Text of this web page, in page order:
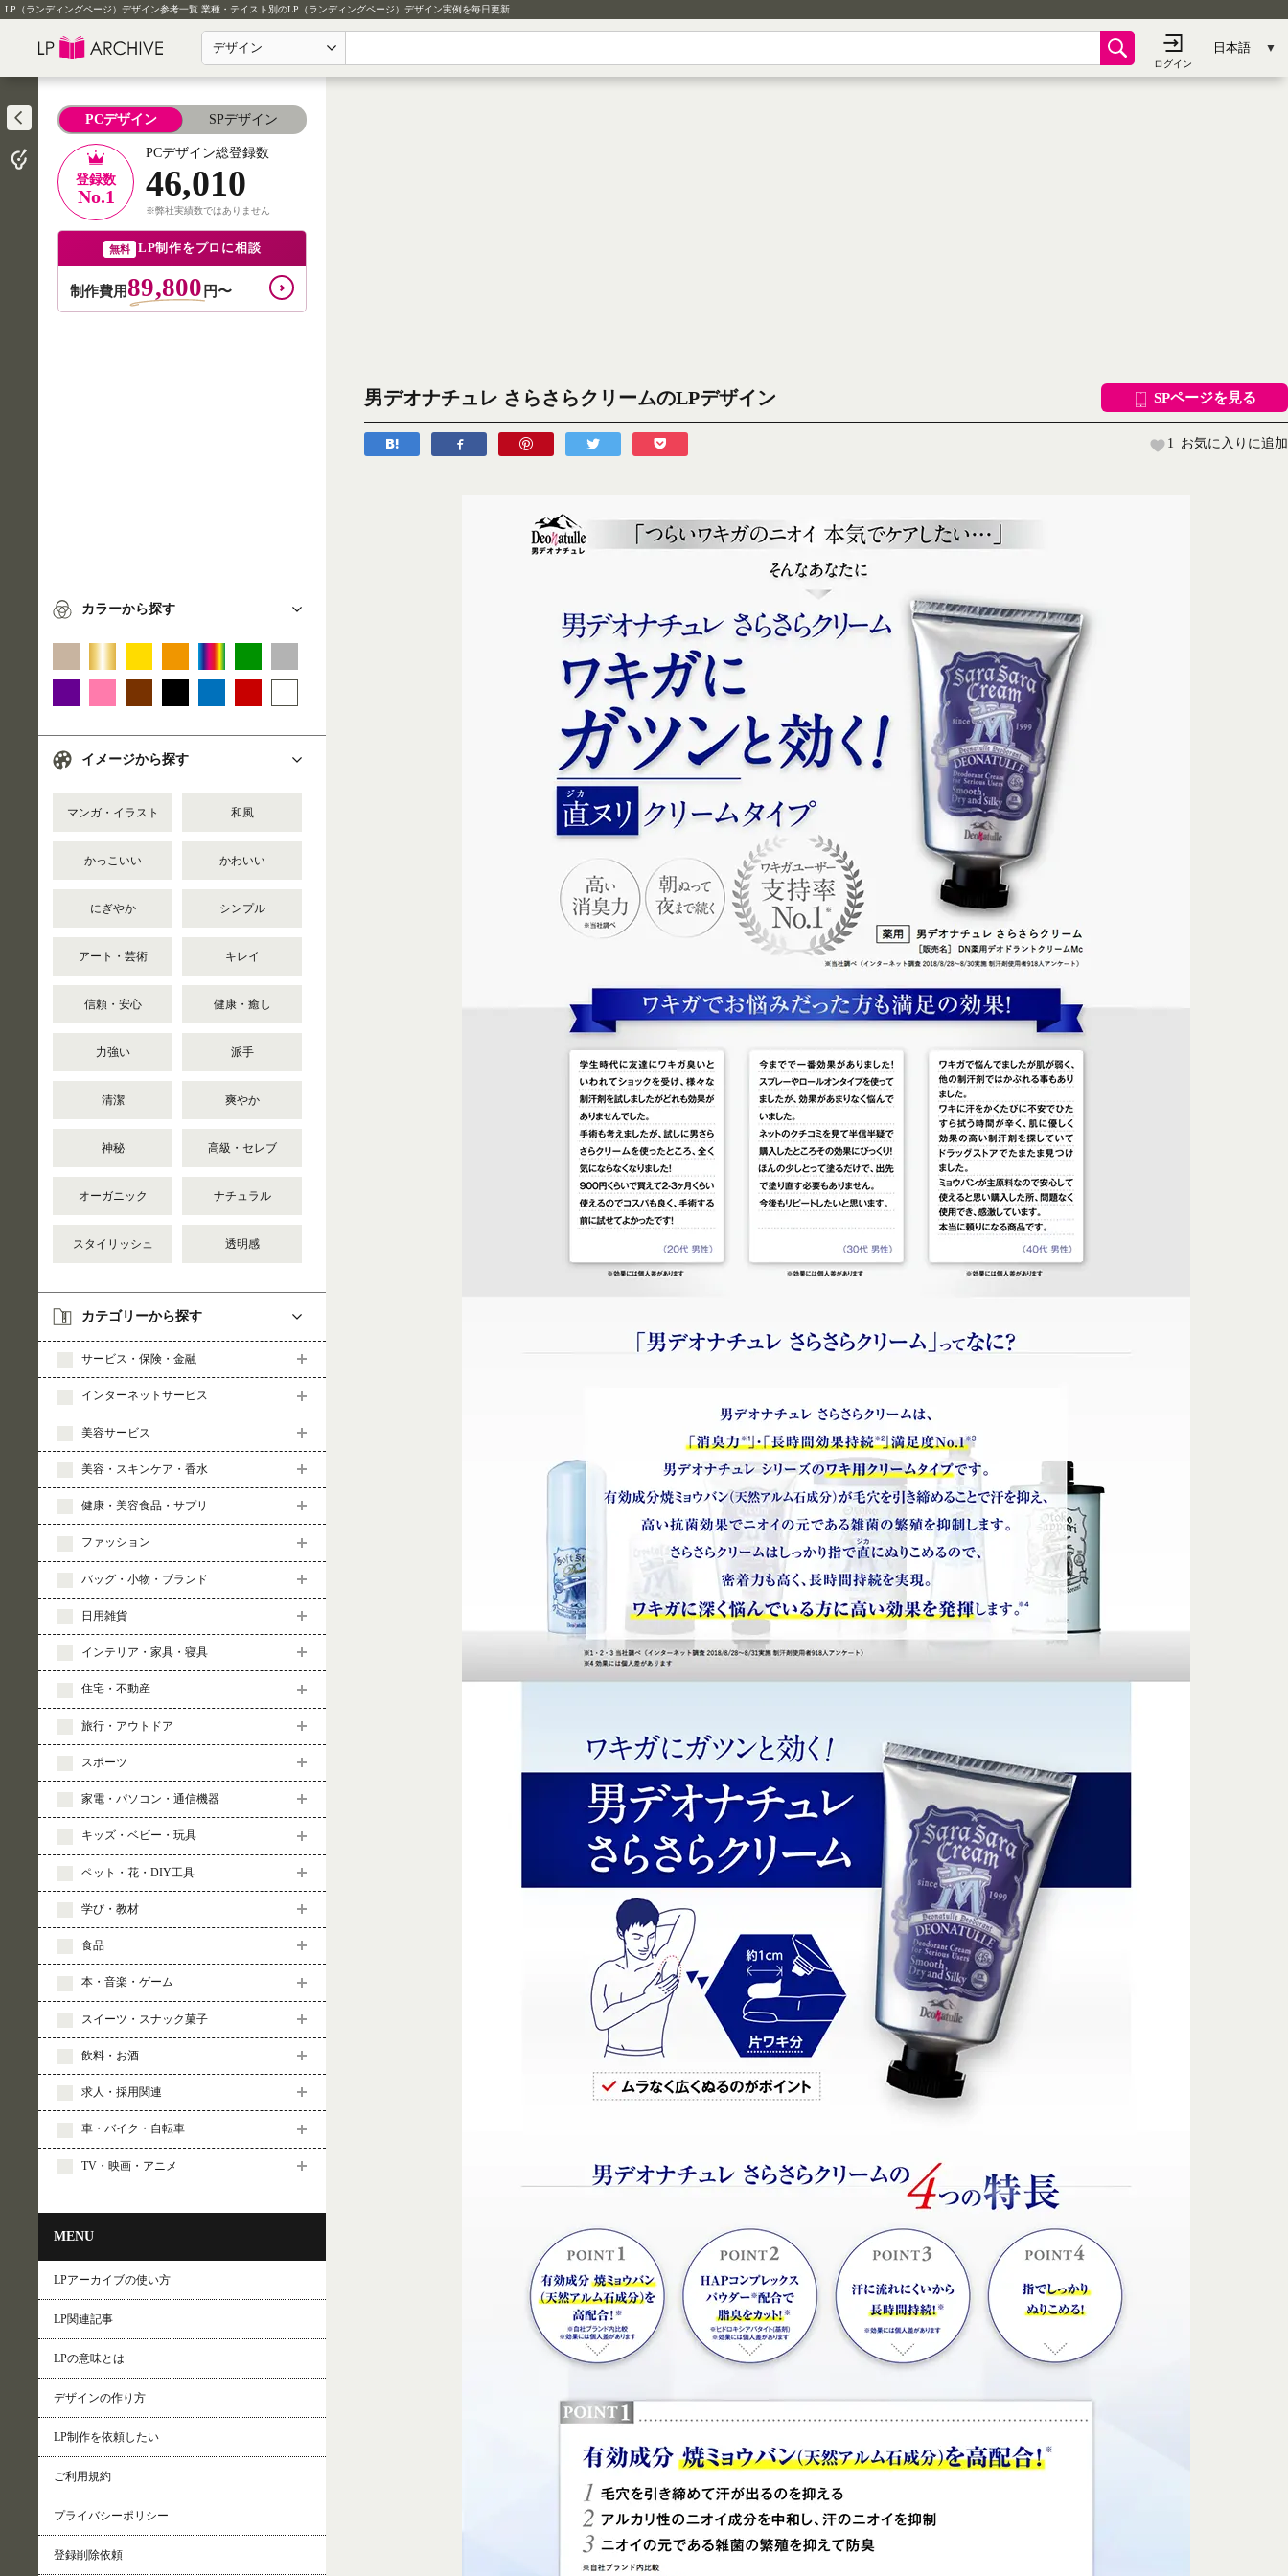
LP（ランディングページ）デザイン参考一覧 業種・テイスト別のLP（ランディングページ）デザイン実例を毎日更新
デザイン
PCデザイン SPデザイン
登録数
No.1
PCデザイン総登録数
46,010
※弊社実績数ではありません
無料 LP制作をプロに相談
制作費用89,800 円〜
カラーから探す
イメージから探す
マンガ・イラスト 和風
かっこいい かわいい
にぎやか シンプル
アート・芸術 キレイ
信頼・安心 健康・癒し
力強い 派手
清潔 爽やか
神秘 高級・セレブ
オーガニック ナチュラル
スタイリッシュ 透明感
カテゴリーから探す
サービス・保険・金融
インターネットサービス
美容サービス
美容・スキンケア・香水
健康・美容食品・サプリ
ファッション
バッグ・小物・ブランド
日用雑貨
インテリア・家具・寝具
住宅・不動産
旅行・アウトドア
スポーツ
家電・パソコン・通信機器
キッズ・ベビー・玩具
ペット・花・DIY工具
学び・教材
食品
本・音楽・ゲーム
スイーツ・スナック菓子
飲料・お酒
求人・採用関連
車・バイク・自転車
TV・映画・アニメ
MENU
LPアーカイブの使い方
LP関連記事
LPの意味とは
デザインの作り方
LP制作を依頼したい
ご利用規約
プライバシーポリシー
登録削除依頼
男デオナチュレ さらさらクリームのLPデザイン SPページを見る
1 お気に入りに追加